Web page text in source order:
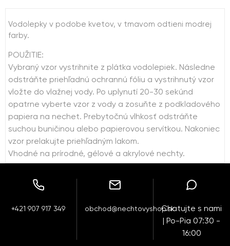
Vodolepky v podobe kvetov, v tmavom odtieni modrej
farby.
POUŽITIE:
Vybraný vzor vystrihnite z plátka vodolepiek. Následne
odstráňte priehľadnú ochrannú fóliu a vystrihnutý vzor
vložte do vlažnej vody. Po uplynutí 20-30 sekúnd
opatrne vyberte vzor z vody a zosuňte z podkladového
papiera na nechet. Prebytočnú vlhkosť odstráňte
suchou buničinou alebo papierovou servítkou. Nakoniec
vzor prelakujte priehľadným lakom.
Vhodné na prírodné, gélové a akrylové nechty.
+421 907 917 349 obchod@nechtovyshop.skChatujte s nami
| Po-Pia 07:30 -
16:00